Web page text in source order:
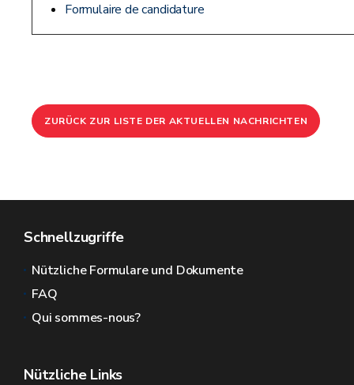
Formulaire de candidature
ZURÜCK ZUR LISTE DER AKTUELLEN NACHRICHTEN
Schnellzugriffe
Nützliche Formulare und Dokumente
FAQ
Qui sommes-nous?
Nützliche Links